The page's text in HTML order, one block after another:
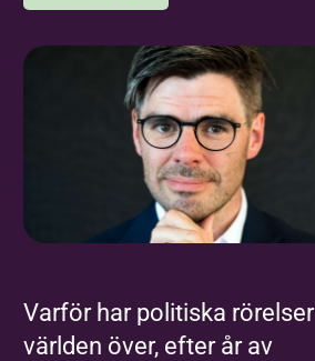
Varför har politiska rörelser
världen över, efter år av